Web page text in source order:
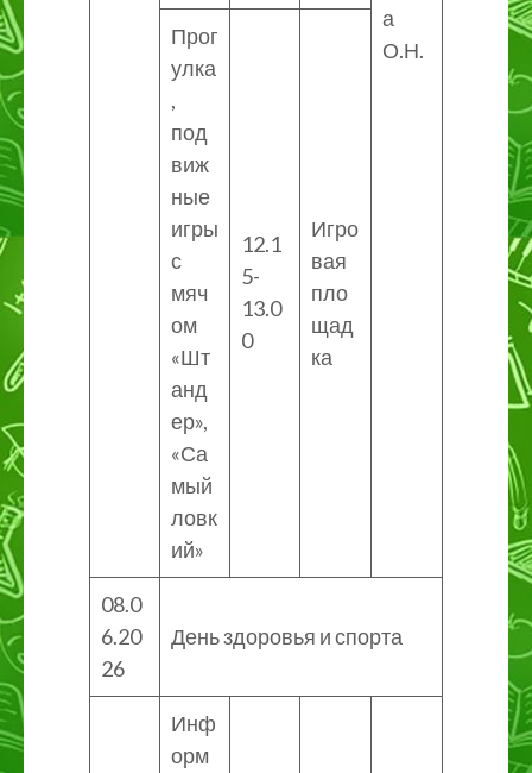
а
О.Н.
Прог
улка
,
под
виж
ные
игры
с
мяч
ом
«Шт
анд
ер»,
«Са
мый
ловк
ий»
12.1
5-
13.0
0
Игро
вая
пло
щад
ка
08.0
6.20
26
День здоровья и спорта
Инф
орм